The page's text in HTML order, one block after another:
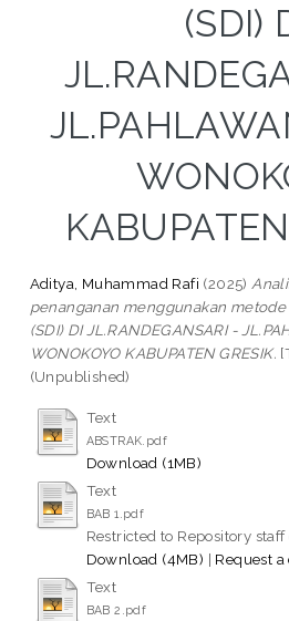
(SDI)
Aditya, Muhammad Rafi (2025)
penanganan menggunakan
(SDI) DI JL.RANDEGANSARI -
WONOKOYO KABUPATEN GRESIK.
(Unpublished)
Text
ABSTRAK.pdf
Download (1MB)
Text
BAB 1.pdf
Restricted to Repository
Download (4MB) | Request
Text
BAB 2.pdf